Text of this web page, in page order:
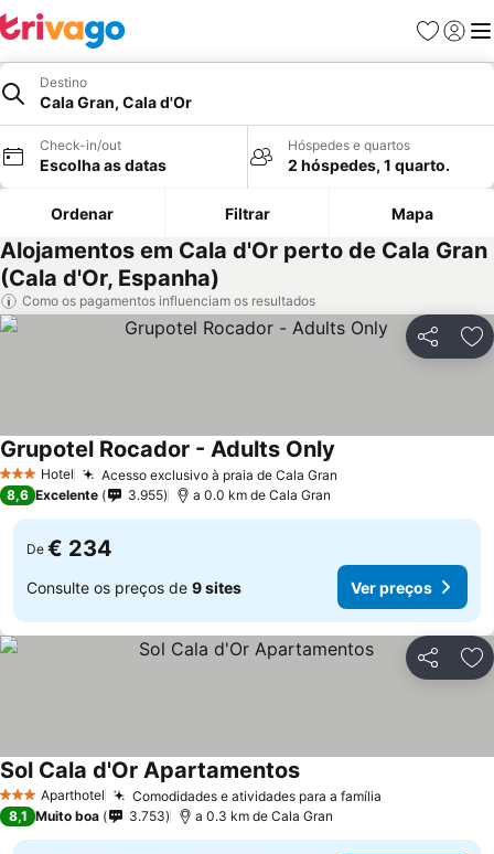
Favoritos
Iniciar
Destino
Cala Gran, Cala d'Or
Check-in/out
Escolha as datas
Hóspedes e quartos
2 hóspedes, 1 quarto.
Ordenar Filtrar Mapa
Alojamentos em Cala d'Or perto de Cala Gran
(Cala d'Or, Espanha)
Como os pagamentos influenciam os resultados
Partilhar
3 EstrelasHotel Acesso exclusivo à praia de Cala Gran
Grupotel Rocador - Adults Only
8,6 Excelente 3.955 a 0.0 km de Cala Gran
De € 234
Consulte os preços de 9 sites Ver preços
Partilhar
3 EstrelasAparthotel Comodidades e atividades para a família
Sol Cala d'Or ApartamentosVer preços
8,1 Muito boa 3.753 a 0.3 km de Cala Gran